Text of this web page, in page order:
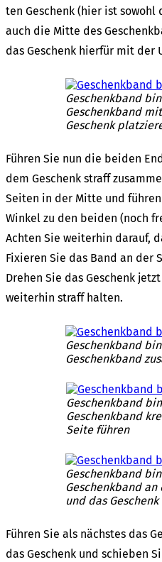
ten Geschenk (hier ist sowohl
auch die Mitte des
das Geschenk hier­für mit der
Geschenk­band
Geschenk­band
Geschenk
Führen Sie nun die beiden
dem Geschenk straff
Seiten in der Mitte und
Winkel zu den beiden (noch
Achten Sie weiter­hin darauf,
Fixie­ren Sie das Band an der
Drehen Sie das Geschenk
weiter­hin straff halten.
Geschenk­band
Geschenk­band
Geschenk­band
Geschenk­band
Seite führen
Geschenk­band
Geschenk­band
und das
Führen Sie als nächs­tes das
das Geschenk und schie­ben